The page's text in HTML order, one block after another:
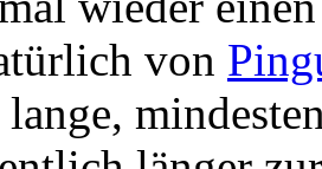
von
lange,